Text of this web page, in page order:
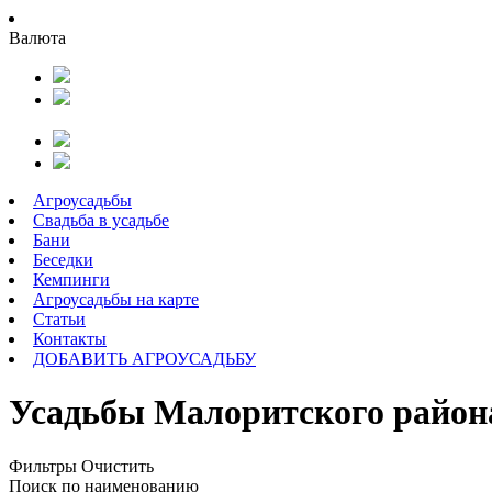
Валюта
Агроусадьбы
Свадьба в усадьбе
Бани
Беседки
Кемпинги
Агроусадьбы на карте
Статьи
Контакты
ДОБАВИТЬ АГРОУСАДЬБУ
Усадьбы Малоритского
Фильтры Очистить
Поиск по наименованию